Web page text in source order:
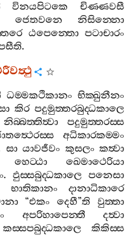
විනයපිටකෙ
චිණ‍්ණවසී
ජෙතවනෙ
නිසින‍්නො
ඨපෙන‍්තො පටාචාරං
.
ධම‍්මකථිකානං භික‍්ඛුනීනං
කිර පදුමුත‍්තරබුද‍්ධකාලෙ
නිබ‍්බත‍්තිත්‍වා
පදුමුත‍්තරස‍්ස
අධිකාරකම‍්මං
සා යාවජීවං කුසලං කත්‍වා
හෙට‍්ඨා
ඛෙමාථෙරියා
. ඵුස‍්සබුද‍්ධකාලෙ පනෙසා
භාතිකානං
දානාධිකාරෙ
“එකං දෙහී”ති
වුත‍්තා
අපරිහාපෙන‍්තී
දත්‍වා
කස‍්සපබුද‍්ධකාලෙ
කිකිස‍්ස